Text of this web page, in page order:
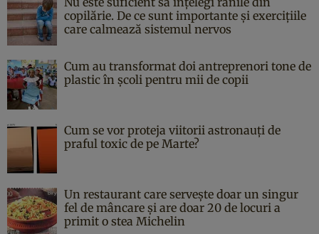
copilărie. De ce sunt importante și exercițiile
care calmează sistemul nervos
Cum au transformat doi antreprenori tone de
plastic în școli pentru mii de copii
Cum se vor proteja viitorii astronauți de
praful toxic de pe Marte?
Un restaurant care servește doar un singur
fel de mâncare și are doar 20 de locuri a
primit o stea Michelin